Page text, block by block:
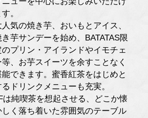
。
人気の焼き芋、おいもとアイス、
き芋サンデーを始め、BATATAS限
のプリン・アイランドやイモチェ
等、お芋スイーツを余すことなく
能できます。蜜香紅茶をはじめと
るドリンクメニューも充実。
は純喫茶を想起させる、どこか懐
しく落ち着いた雰囲気のテーブル